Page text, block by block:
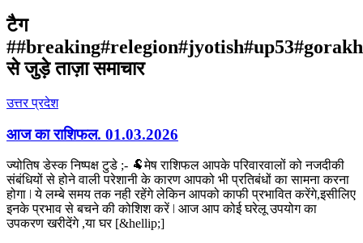
टैग
#
से जुड़े ताज़ा समाचार
उत्तर प्रदेश
आज का राशिफल. 01.03.2026
ज्योतिष डेस्क निष्पक्ष टुडे ;- 🐏मेष राशिफल आपके परिवारवालों को नजदीकी
संबंधियों से होने वाली परेशानी के कारण आपको भी प्रतिबंधों का सामना करना
होगा ǀ ये लम्बे समय तक नही रहेंगे लेकिन आपको काफी प्रभावित करेंगे,इसीलिए
इनके प्रभाव से बचने की कोशिश करें ǀ आज आप कोई घरेलू उपयोग का
उपकरण खरीदेंगे ,या घर [&hellip;]